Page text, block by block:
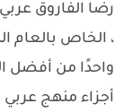
رضا الفاروق عربي للصف
واحدًا من أفضل
أجزاء منهج عربي